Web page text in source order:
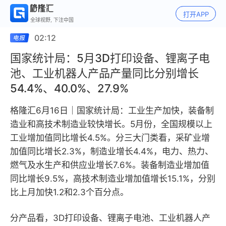
全球视野, 下注中国
打开APP
02:12
国家统计局：5月3D打印设备、锂离子电
池、工业机器人产品产量同比分别增长
54.4%、40.0%、27.9%
格隆汇6月16日｜国家统计局：工业生产加快，装备制
造业和高技术制造业较快增长。5月份，全国规模以上
工业增加值同比增长4.5%。分三大门类看，采矿业增
加值同比增长2.3%，制造业增长4.4%，电力、热力、
燃气及水生产和供应业增长7.6%。装备制造业增加值
同比增长9.5%，高技术制造业增加值增长15.1%，分别
比上月加快1.2和2.3个百分点。
分产品看，3D打印设备、锂离子电池、工业机器人产